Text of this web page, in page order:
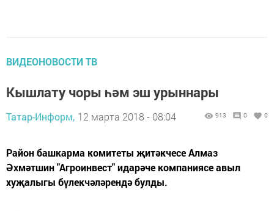
ВИДЕОНОВОСТИ ТВ
Кышлату чоры һәм эш урыннары
Татар-Информ, 12 марта 2018 - 08:04 913 0 0
Район башкарма комитеты җитәкчесе Алмаз
Әхмәтшин "Агроинвест" идарәче компаниясе авыл
хуҗалыгы бүлекчәләрендә булды.